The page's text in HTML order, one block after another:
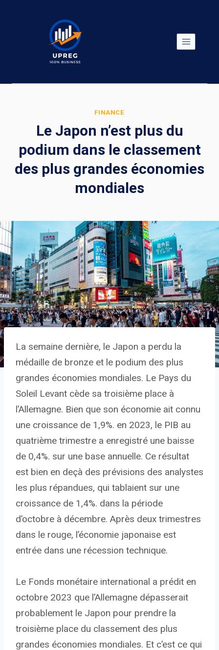
FINANCE
Le Japon n’est plus du
podium dans le classement
des plus grandes économies
mondiales
La semaine dernière, le Japon a perdu la
médaille de bronze et le podium des plus
grandes économies mondiales. Le Pays du
Soleil Levant cède sa troisième place à
l’Allemagne. Bien que son économie ait connu
une croissance de 1,9%. en 2023, le PIB au
quatrième trimestre a enregistré une baisse
de 0,4%. sur une base annuelle. Ce résultat
est bien en deçà des prévisions des analystes
les plus répandues, qui tablaient sur une
croissance de 1,4%. dans la période
d’octobre à décembre. Après deux trimestres
dans le rouge, l’économie japonaise est
entrée dans une récession technique.
Le Fonds monétaire international a prédit en
octobre 2023 que l’Allemagne dépasserait
probablement le Japon pour prendre la
troisième place du classement des plus
grandes économies mondiales. Et c’est ce qui